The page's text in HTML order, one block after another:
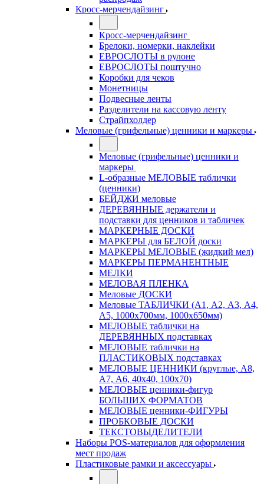
Кросс-мерчендайзинг
Кросс-мерчендайзинг
Брелоки, номерки, наклейки
ЕВРОСЛОТЫ в рулоне
ЕВРОСЛОТЫ поштучно
Коробки для чеков
Монетницы
Подвесные ленты
Разделители на кассовую ленту
Страйпхолдер
Меловые (грифельные) ценники и маркеры
Меловые (грифельные) ценники и
маркеры
L-образные МЕЛОВЫЕ таблички
(ценники)
БЕЙДЖИ меловые
ДЕРЕВЯННЫЕ держатели и
подставки для ценников и табличек
МАРКЕРНЫЕ ДОСКИ
МАРКЕРЫ для БЕЛОЙ доски
МАРКЕРЫ МЕЛОВЫЕ (жидкий мел)
МАРКЕРЫ ПЕРМАНЕНТНЫЕ
МЕЛКИ
МЕЛОВАЯ ПЛЕНКА
Меловые ДОСКИ
Меловые ТАБЛИЧКИ (А1, А2, А3, А4,
А5, 1000х700мм, 1000х650мм)
МЕЛОВЫЕ таблички на
ДЕРЕВЯННЫХ подставках
МЕЛОВЫЕ таблички на
ПЛАСТИКОВЫХ подставках
МЕЛОВЫЕ ЦЕННИКИ (круглые, А8,
А7, А6, 40х40, 100х70)
МЕЛОВЫЕ ценники-фигур
БОЛЬШИХ ФОРМАТОВ
МЕЛОВЫЕ ценники-ФИГУРЫ
ПРОБКОВЫЕ ДОСКИ
ТЕКСТОВЫДЕЛИТЕЛИ
Наборы POS-материалов для оформления
мест продаж
Пластиковые рамки и аксессуары